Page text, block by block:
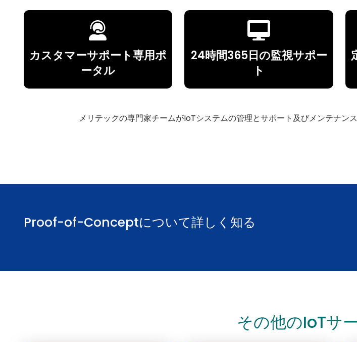
カスタマーサポート専用ポ
ータル
24時間365日の監視サポー
ト
メリテックの専門家チームがIoTシステムの管理とサポート及びメンテナン
Proof-of-Conceptについて詳しく知る
その他のIoTサ